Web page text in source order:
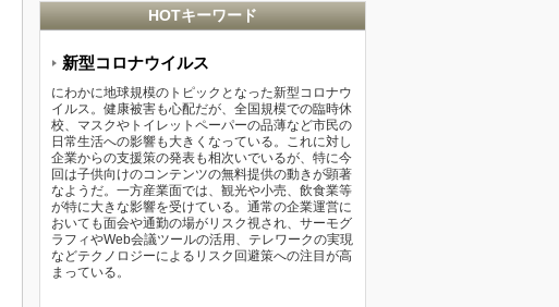
HOTキーワード
新型コロナウイルス
にわかに地球規模のトピックとなった新型コロナウ
イルス。健康被害も心配だが、全国規模での臨時休
校、マスクやトイレットペーパーの品薄など市民の
日常生活への影響も大きくなっている。これに対し
企業からの支援策の発表も相次いでいるが、特に今
回は子供向けのコンテンツの無料提供の動きが顕著
なようだ。一方産業面では、観光や小売、飲食業等
が特に大きな影響を受けている。通常の企業運営に
おいても面会や通勤の場がリスク視され、サーモグ
ラフィやWeb会議ツールの活用、テレワークの実現
などテクノロジーによるリスク回避策への注目が高
まっている。